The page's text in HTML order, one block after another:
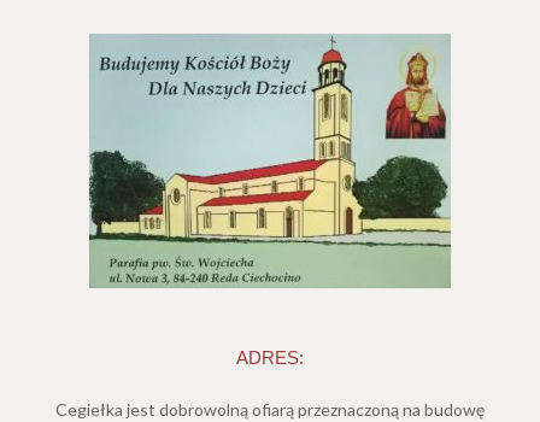
ADRES:
Cegiełka jest dobrowolną ofiarą przeznaczoną na budowę